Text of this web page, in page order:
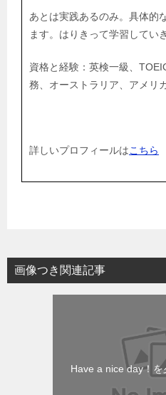
あとは実践あるのみ。具体的
ます。はりきって学習してい
資格と経験：英検一級、
務、オーストラリア、アメリ
詳しいプロフィールはこちら
画像つき関連記事
Have a nice day！を